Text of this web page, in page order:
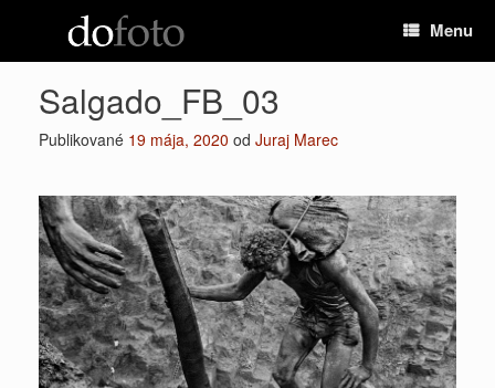
Menu
Salgado_FB_03
Publikované 19 mája, 2020 od Juraj Marec